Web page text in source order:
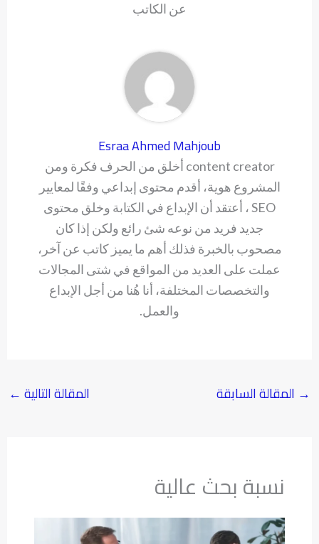
عن الكاتب
Esraa Ahmed Mahjoub
content creator أخلق من الحرف فكرة ومن
المشروع هوية، أقدم محتوى إبداعي وفقًا لمعايير
SEO ، أعتقد أن الإبداع في الكتابة وخلق محتوى
جديد فريد من نوعه شئ رائع ولكن إذا كان
مصحوب بالخبرة فذلك أهم ما يميز كاتب عن آخر،
عملت على العديد من المواقع في شتى المجالات
والتخصصات المختلفة، أنا هُنا من أجل الإبداع
والعمل.
→ المقالة السابقة المقالة التالية ←
نسبة بحث عالية